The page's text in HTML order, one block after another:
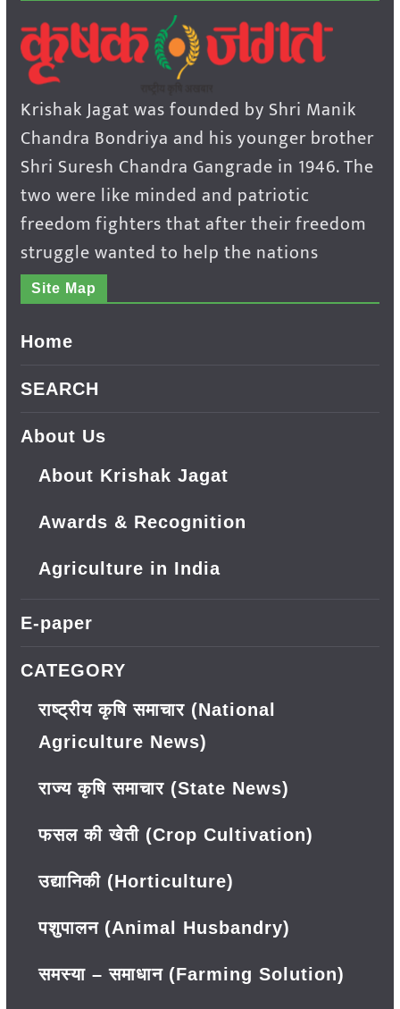
Krishak Jagat was founded by Shri Manik
Chandra Bondriya and his younger brother
Shri Suresh Chandra Gangrade in 1946. The
two were like minded and patriotic
freedom fighters that after their freedom
struggle wanted to help the nations
Site Map
Home
SEARCH
About Us
About Krishak Jagat
Awards & Recognition
Agriculture in India
E-paper
CATEGORY
राष्ट्रीय कृषि समाचार (National
Agriculture News)
राज्य कृषि समाचार (State News)
फसल की खेती (Crop Cultivation)
उद्यानिकी (Horticulture)
पशुपालन (Animal Husbandry)
समस्या – समाधान (Farming Solution)